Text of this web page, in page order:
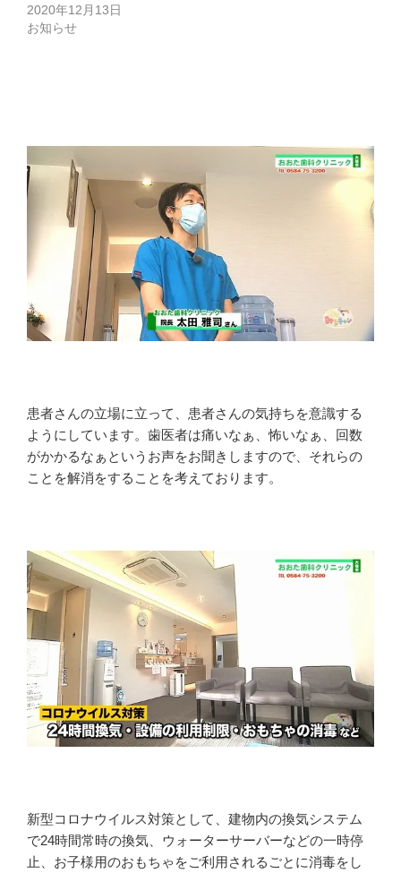
2020年12月13日
お知らせ
患者さんの立場に立って、患者さんの気持ちを意識する
ようにしています。歯医者は痛いなぁ、怖いなぁ、回数
がかかるなぁというお声をお聞きしますので、それらの
ことを解消をすることを考えております。
新型コロナウイルス対策として、建物内の換気システム
で24時間常時の換気、ウォーターサーバーなどの一時停
止、お子様用のおもちゃをご利用されるごとに消毒をし